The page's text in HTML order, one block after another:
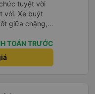
tuyệt vời
vời. Xe buýt
giữa chặng,
cho đến nay.
này là nếu
chỉ đi 1 xe
hành lý
TOÁN TRƯỚC